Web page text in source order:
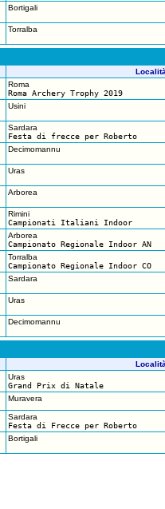
Bortigali
Torralba
Roma
Roma Archery Trophy 2019
Usini
Sardara
Festa di frecce per Roberto
Decimomannu
Uras
Arborea
Rimini
Campionati Italiani Indoor
Arborea
Campionato Regionale Indoor AN
Torralba
Campionato Regionale Indoor CO
Sardara
Uras
Decimomannu
Uras
Grand Prix di Natale
Muravera
Sardara
Festa di Frecce per Roberto
Bortigali